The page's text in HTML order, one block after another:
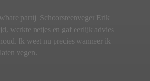
partij. Schoorsteenveger Erik
werkte netjes en gaf eerlijk advies
Ik weet nu precies wanneer ik
vegen.